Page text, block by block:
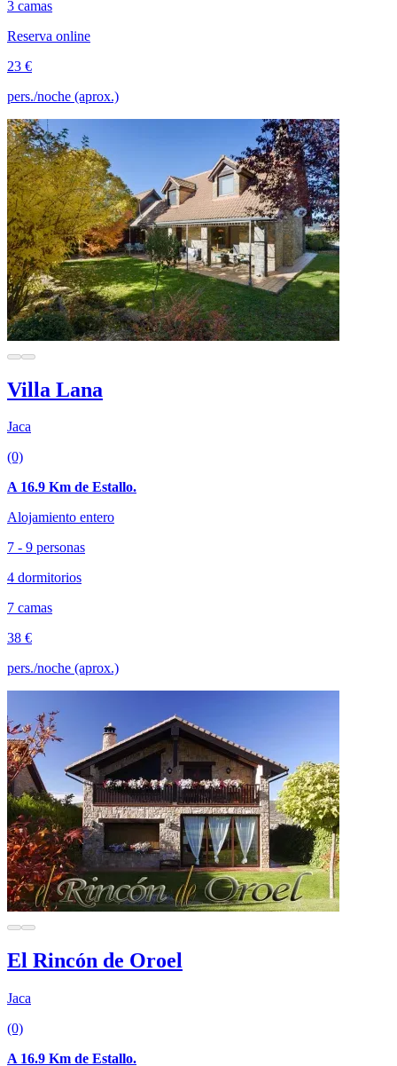
3 camas
Reserva online
23 €
pers./noche (aprox.)
Villa Lana
Jaca
(0)
A 16.9 Km de Estallo.
Alojamiento entero
7 - 9 personas
4 dormitorios
7 camas
38 €
pers./noche (aprox.)
El Rincón de Oroel
Jaca
(0)
A 16.9 Km de Estallo.